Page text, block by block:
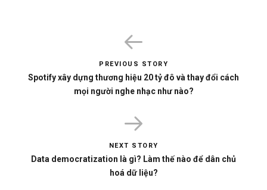
PREVIOUS STORY
Spotify xây dựng thương hiệu 20 tỷ đô và thay đổi cách
mọi người nghe nhạc như nào?
NEXT STORY
Data democratization là gì? Làm thế nào để dân chủ
hoá dữ liệu?